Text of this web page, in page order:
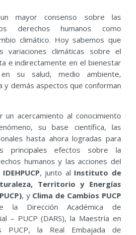
mayor consenso sobre las
derechos humanos como
climático. Hoy sabemos que
variaciones climáticas sobre el
e indirectamente en el bienestar
su salud, medio ambiente,
y demás aspectos que conforman
acercamiento al conocimiento
su base científica, las
hasta ahora logradas para
principales efectos sobre la
humanos y las acciones del
IDEHPUCP, junto al Instituto de
Territorio y Energías
, y Clima de Cambios PUCP
Dirección Académica de
– PUCP (DARS), la Maestría en
PUCP, la Real Embajada de